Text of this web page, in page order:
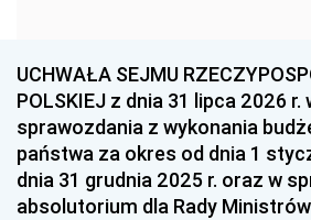
1939 1938
1936 1930
UCHWAŁA SEJMU
POLSKIEJ z dnia 31 lipca 2026 r.
sprawozdania z wykonania
państwa za okres od dnia 1
dnia 31 grudnia 2025 r. oraz w
absolutorium dla Rady Ministrów